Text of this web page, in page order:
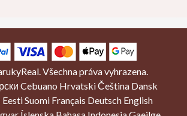
paruka(6)
zapínání(1)
(1)
. Všechna práva vyhrazena.
Cebuano HrvatskiČeština Dansk
EestiSuomi Français Deutsch English